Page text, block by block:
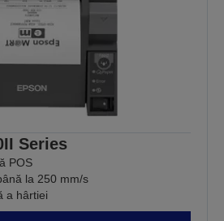
Series
POS
la 250 mm/s
a hârtiei